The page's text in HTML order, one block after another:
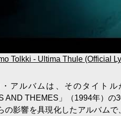
Tolkki - Ultima Thule (Official
アルバムは、そのタイト
AND THEMES」（1994年）
の影響を具現化したアルバム